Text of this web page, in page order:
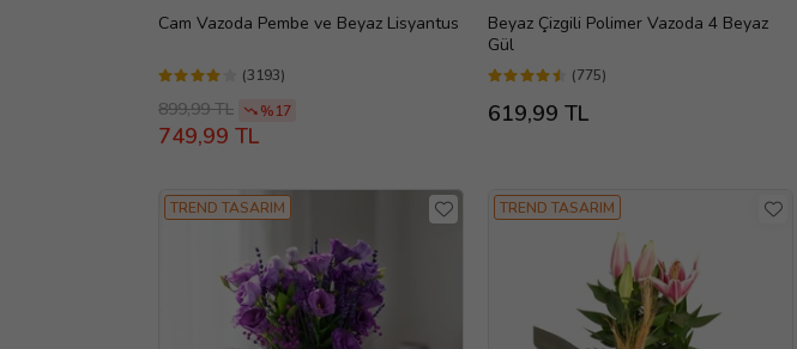
Cam Vazoda Pembe ve Beyaz Lisyantus
(3193)
899,99 TL %17
749,99 TL
Beyaz Çizgili Polimer Vazoda 4 Beyaz
Gül
(775)
619,99 TL
TREND TASARIM TREND TASARIM